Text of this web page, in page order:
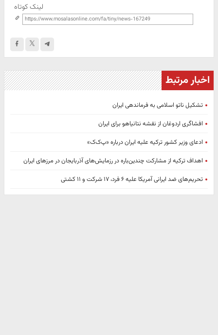
لینک کوتاه
اخبار مرتبط
تشکیل ناتو اسلامی به فرماندهی ایران
افشاگری اردوغان از نقشه نتانیاهو برای ایران
ادعای وزیر کشور ترکیه علیه ایران درباره «پ‌ک‌ک»
اهداف ترکیه از مشارکت چندین‌باره در رزمایش‌های آذربایجان در مرزهای ایران
تحریم‌های ضد ایرانی آمریکا علیه ۶ فرد، ۱۷ شرکت و ۱۱ کشتی